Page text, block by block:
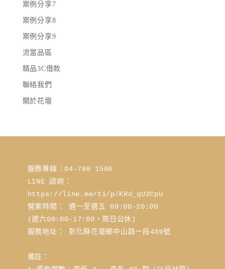
案例分享7
案例分享8
案例分享9
流當品區
精品3C借款
聯絡我們
關於花壇
服務專線：04-788 1568
https://line.me/ti/p/KRd_qU2CpU
營業時間： 週一至週五 09:00-20:00
(週六09:00-17:00，周日公休)
服務地址： 彰化縣花壇鄉中山路一段439號
備註：